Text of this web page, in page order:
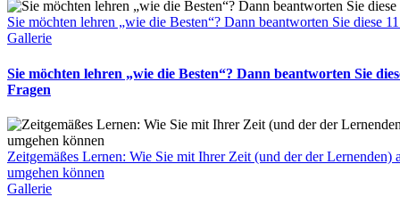
Sie möchten lehren „wie die Besten“? Dann beantworten Sie diese
Gallerie
Sie möchten lehren „wie die Besten“? Dann beantworten Sie
Fragen
Zeitgemäßes Lernen: Wie Sie mit Ihrer Zeit (und der der Lernenden)
umgehen können
Gallerie